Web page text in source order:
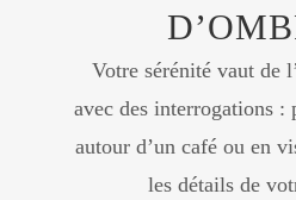
Votre sérénité vaut de
avec des interrogations :
autour d’un café ou en
les détails de